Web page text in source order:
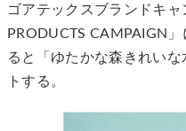
ゴアテックスブランドキ
PRODUCTS CAMPAIGN
ると「ゆたかな森きれい
トする。